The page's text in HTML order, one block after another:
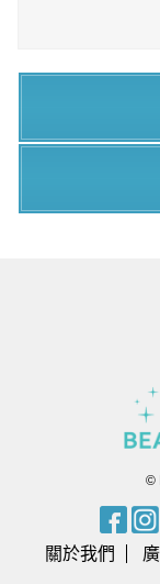
©
關於我們